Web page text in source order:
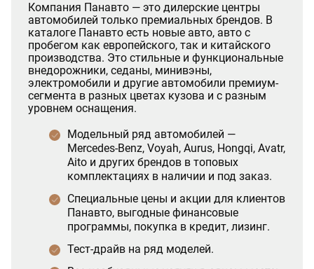
Компания Панавто — это дилерские центры
автомобилей только премиальных брендов. В
каталоге Панавто есть новые авто, авто с
пробегом как европейского, так и китайского
производства. Это стильные и функциональные
внедорожники, седаны, минивэны,
электромобили и другие автомобили премиум-
сегмента в разных цветах кузова и с разным
уровнем оснащения.
Модельный ряд автомобилей —
Mercedes-Benz, Voyah, Aurus, Hongqi, Avatr,
Aito и других брендов в топовых
комплектациях в наличии и под заказ.
Специальные цены и акции для клиентов
Панавто, выгодные финансовые
программы, покупка в кредит, лизинг.
Тест-драйв на ряд моделей.